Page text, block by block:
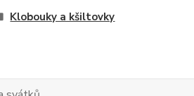
Klobouky a kšiltovky